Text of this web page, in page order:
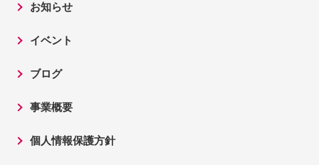
お知らせ
イベント
ブログ
事業概要
個人情報保護方針